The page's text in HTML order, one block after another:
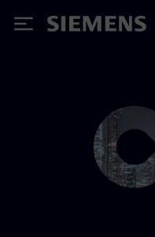
Siemens